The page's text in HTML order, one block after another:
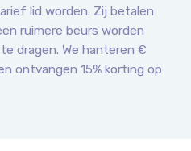
lid worden. Zij betalen
ruimere beurs worden
dragen. We hanteren €
ontvangen 15% korting op